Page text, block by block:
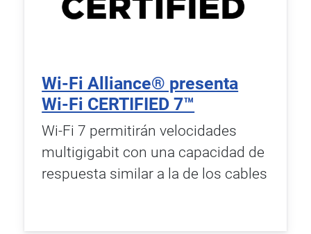
Wi-Fi Alliance® presenta
Wi-Fi CERTIFIED 7™
Wi-Fi 7 permitirán velocidades
multigigabit con una capacidad de
respuesta similar a la de los cables